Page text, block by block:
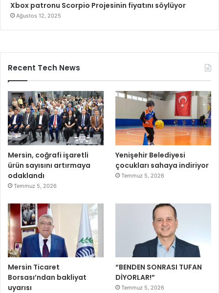
Xbox patronu Scorpio Projesinin fiyatını söylüyor
Ağustos 12, 2025
Recent Tech News
Mersin, coğrafi işaretli
ürün sayısını artırmaya
odaklandı
Temmuz 5, 2026
Yenişehir Belediyesi
çocukları sahaya indiriyor
Temmuz 5, 2026
Mersin Ticaret
Borsası’ndan bakliyat
uyarısı
“BENDEN SONRASI TUFAN
DİYORLAR!”
Temmuz 5, 2026